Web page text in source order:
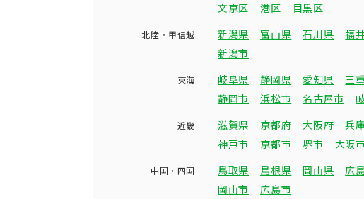
文京区
港区 目黒区
北陸・甲信越 新潟県 富山県 石川県 福
新潟市
東海 岐阜県 静岡県 愛知県
三
静岡市
浜松市 名古屋市
近畿 滋賀県 京都府 大阪府 兵
神戸市
京都市 堺市 大阪市
中国・四国 鳥取県 島根県 岡山県 広
岡山市
広島市